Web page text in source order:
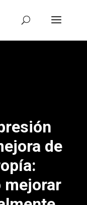
de
mejorar